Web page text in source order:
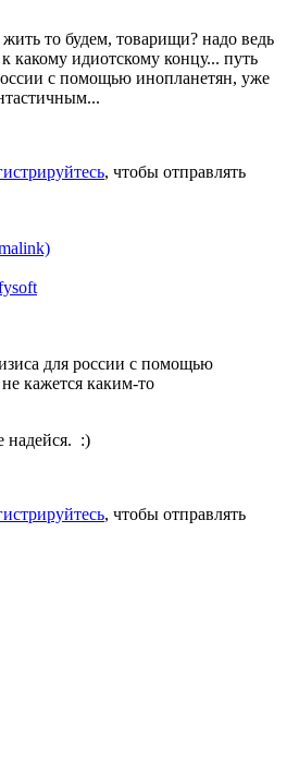
то будем, товарищи? надо ведь
к какому идиотскому концу... путь
с помощью инопланетян, уже
, чтобы отправлять
для россии с помощью
кажется каким-то
надейся. :)
, чтобы отправлять